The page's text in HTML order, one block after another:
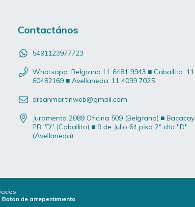
Contactános
5491123977723
Whatsapp: Belgrano 11 6481 9943 ■ Caballito: 11
60482169 ■ Avellaneda: 11 4099 7025
drsanmartinweb@gmail.com
Juramento 2089 Oficina 509 (Belgrano) ■
PB "D" (Caballito) ■ 9 de Julio 64 piso 2° dto "D"
(Avellaneda)
Botón de arrepentimiento